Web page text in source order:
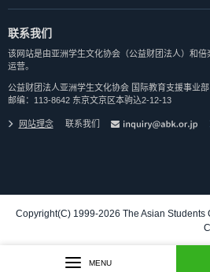
联系我们
该网站是由亚洲学生文化协会（公益财团法人）和
运营。
公益财团法人亚洲学生文化协会 国际教育支援事业部
邮编：113-8642 东京文京区本驹込2-12-13
网站理念 联系我们
Copyright(C) 1999-2026 The Asian Students
MENU